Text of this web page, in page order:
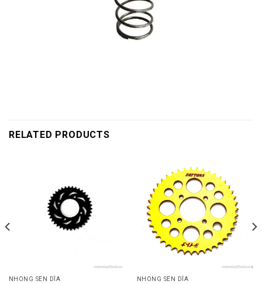
RELATED PRODUCTS
NHÔNG SÊN DĨA NHÔNG SÊN DĨA